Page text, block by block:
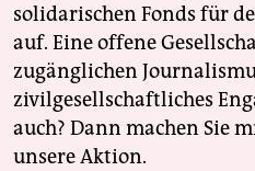
solidarischen Fonds für
auf. Eine offene
zugänglichen
zivilgesellschaftliches
auch? Dann machen Sie
unsere Aktion.